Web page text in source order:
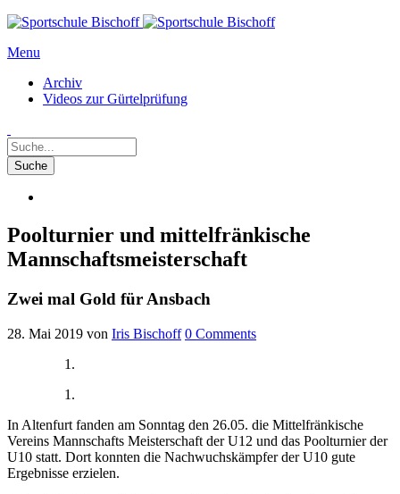
Menu
Archiv
Videos zur Gürtelprüfung
Poolturnier und mittelfränkische
Mannschaftsmeisterschaft
Zwei mal Gold für Ansbach
28. Mai 2019 von Iris Bischoff 0 Comments
In Altenfurt fanden am Sonntag den 26.05. die Mittelfränkische
Vereins Mannschafts Meisterschaft der U12 und das Poolturnier der
U10 statt. Dort konnten die Nachwuchskämpfer der U10 gute
Ergebnisse erzielen.